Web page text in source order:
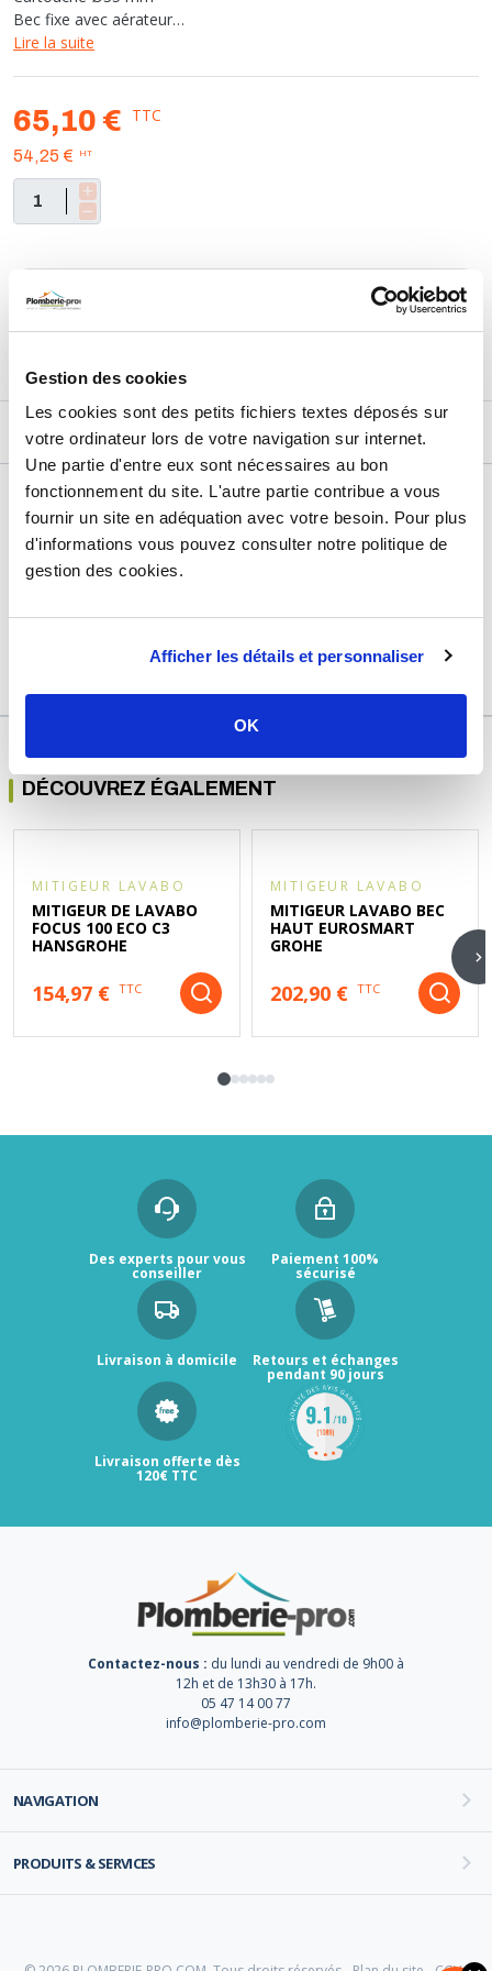
Gestion des cookies
Les cookies sont des petits fichiers textes déposés sur
votre ordinateur lors de votre navigation sur internet.
Une partie d'entre eux sont nécessaires au bon
fonctionnement du site. L'autre partie contribue a vous
fournir un site en adéquation avec votre besoin. Pour plus
d'informations vous pouvez consulter notre politique de
gestion des cookies.
Afficher les détails et personnaliser
OK
Bec fixe avec aérateur
Un point de fixation avec système facilitant Fixofast
Tirette latérale
Classement IA E00 CH3 A3 U3 (AAAA)
Marque : ROLF
Lire la suite
65,10 € TTC
54,25 € HT
Retours et échanges jusqu'à 90 jours
DESCRIPTIF
DÉTAILS TECHNIQUES
Usage Vide
Marque
Garantie 2 ans
ppros151
DÉCOUVREZ ÉGALEMENT
MITIGEUR LAVABO
MITIGEUR DE LAVABO
FOCUS 100 ECO C3
HANSGROHE
154,97 € TTC
MITIGEUR LAVABO
MITIGEUR LAVABO BEC
HAUT EUROSMART
GROHE
202,90 € TTC
Des experts pour vous
conseiller
Paiement 100%
sécurisé
Livraison à domicile Retours et échanges
pendant 90 jours
Livraison offerte dès
120€ TTC
Contactez-nous : du lundi au vendredi de 9h00 à
12h et de 13h30 à 17h.
05 47 14 00 77
info@plomberie-pro.com
NAVIGATION
PRODUITS & SERVICES